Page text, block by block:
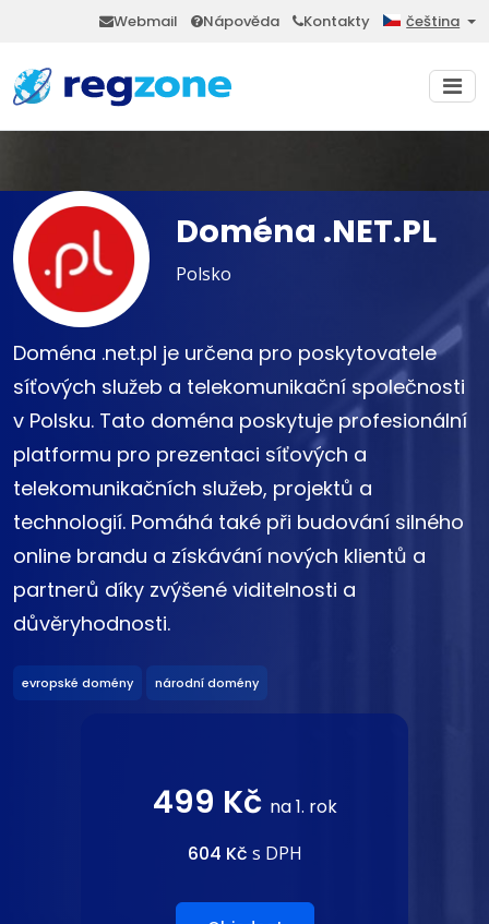
Webmail Nápověda Kontakty čeština
Doména .NET.PL
Polsko
Doména .net.pl je určena pro poskytovatele
síťových služeb a telekomunikační společnosti
v Polsku. Tato doména poskytuje profesionální
platformu pro prezentaci síťových a
telekomunikačních služeb, projektů a
technologií. Pomáhá také při budování silného
online brandu a získávání nových klientů a
partnerů díky zvýšené viditelnosti a
důvěryhodnosti.
evropské domény národní domény
499 Kč na 1. rok
604 Kč s DPH